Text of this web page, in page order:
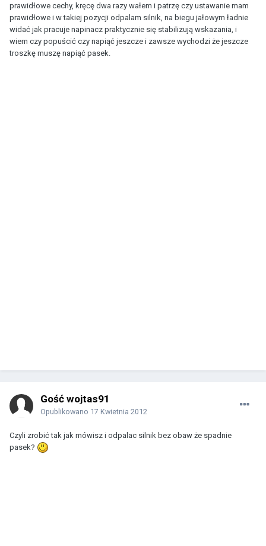
prawidłowe cechy, kręcę dwa razy wałem i patrzę czy ustawanie mam
prawidłowe i w takiej pozycji odpalam silnik, na biegu jałowym ładnie
widać jak pracuje napinacz praktycznie się stabilizują wskazania, i
wiem czy popuścić czy napiąć jeszcze i zawsze wychodzi że jeszcze
troszkę muszę napiąć pasek.
Gość wojtas91
Opublikowano 17 Kwietnia 2012
Czyli zrobić tak jak mówisz i odpalac silnik bez obaw że spadnie
pasek?